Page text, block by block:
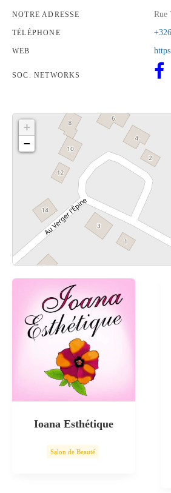
NOTRE ADRESSE Rue
TÉLÉPHONE
WEB
SOC. NETWORKS
+
−
Ioana Esthétique
Salon de Beauté